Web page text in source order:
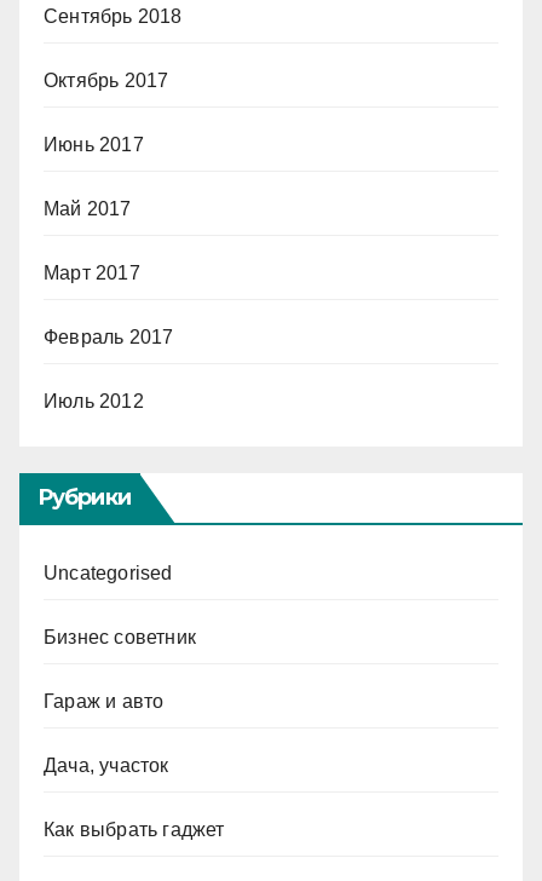
Сентябрь 2018
Октябрь 2017
Июнь 2017
Май 2017
Март 2017
Февраль 2017
Июль 2012
Рубрики
Uncategorised
Бизнес советник
Гараж и авто
Дача, участок
Как выбрать гаджет